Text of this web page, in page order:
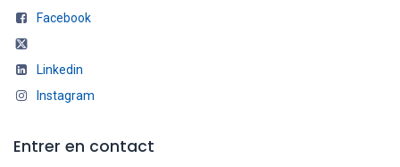
Facebook
Linkedin
Instagram
Entrer en contact